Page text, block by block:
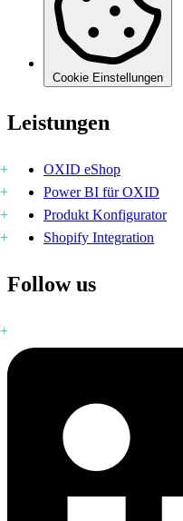
Cookie Einstellungen
Leistungen
OXID eShop
Power BI für OXID
Produkt Konfigurator
Shopify Integration
Follow us